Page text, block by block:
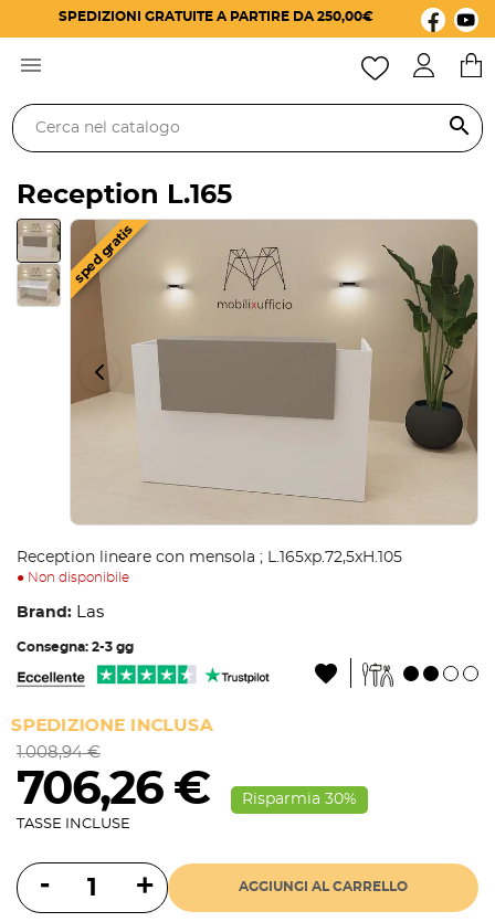
SPEDIZIONI GRATUITE A PARTIRE DA 250,00€

search
sped gratis
Reception L.165
Reception lineare con mensola ; L.165xp.72,5xH.105
● Non disponibile
Brand: Las
Consegna: 2-3 gg
SPEDIZIONE INCLUSA
1.008,94 €
706,26 € Risparmia 30%
TASSE INCLUSE
AGGIUNGI AL CARRELLO